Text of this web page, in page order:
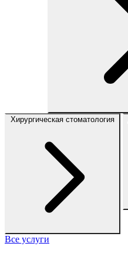
Хирургическая стоматология
Все услуги